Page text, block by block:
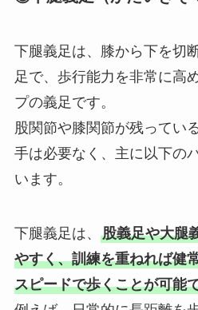
下腿義足は、膝から下を切
足で、歩行能力を非常に高
プの義足です。
股関節や膝関節が残ってい
手は必要なく、主に以下の
います。
下腿義足は、 股義足や大腿
やすく、訓練を重ねれば健
スピードで歩くことが可能